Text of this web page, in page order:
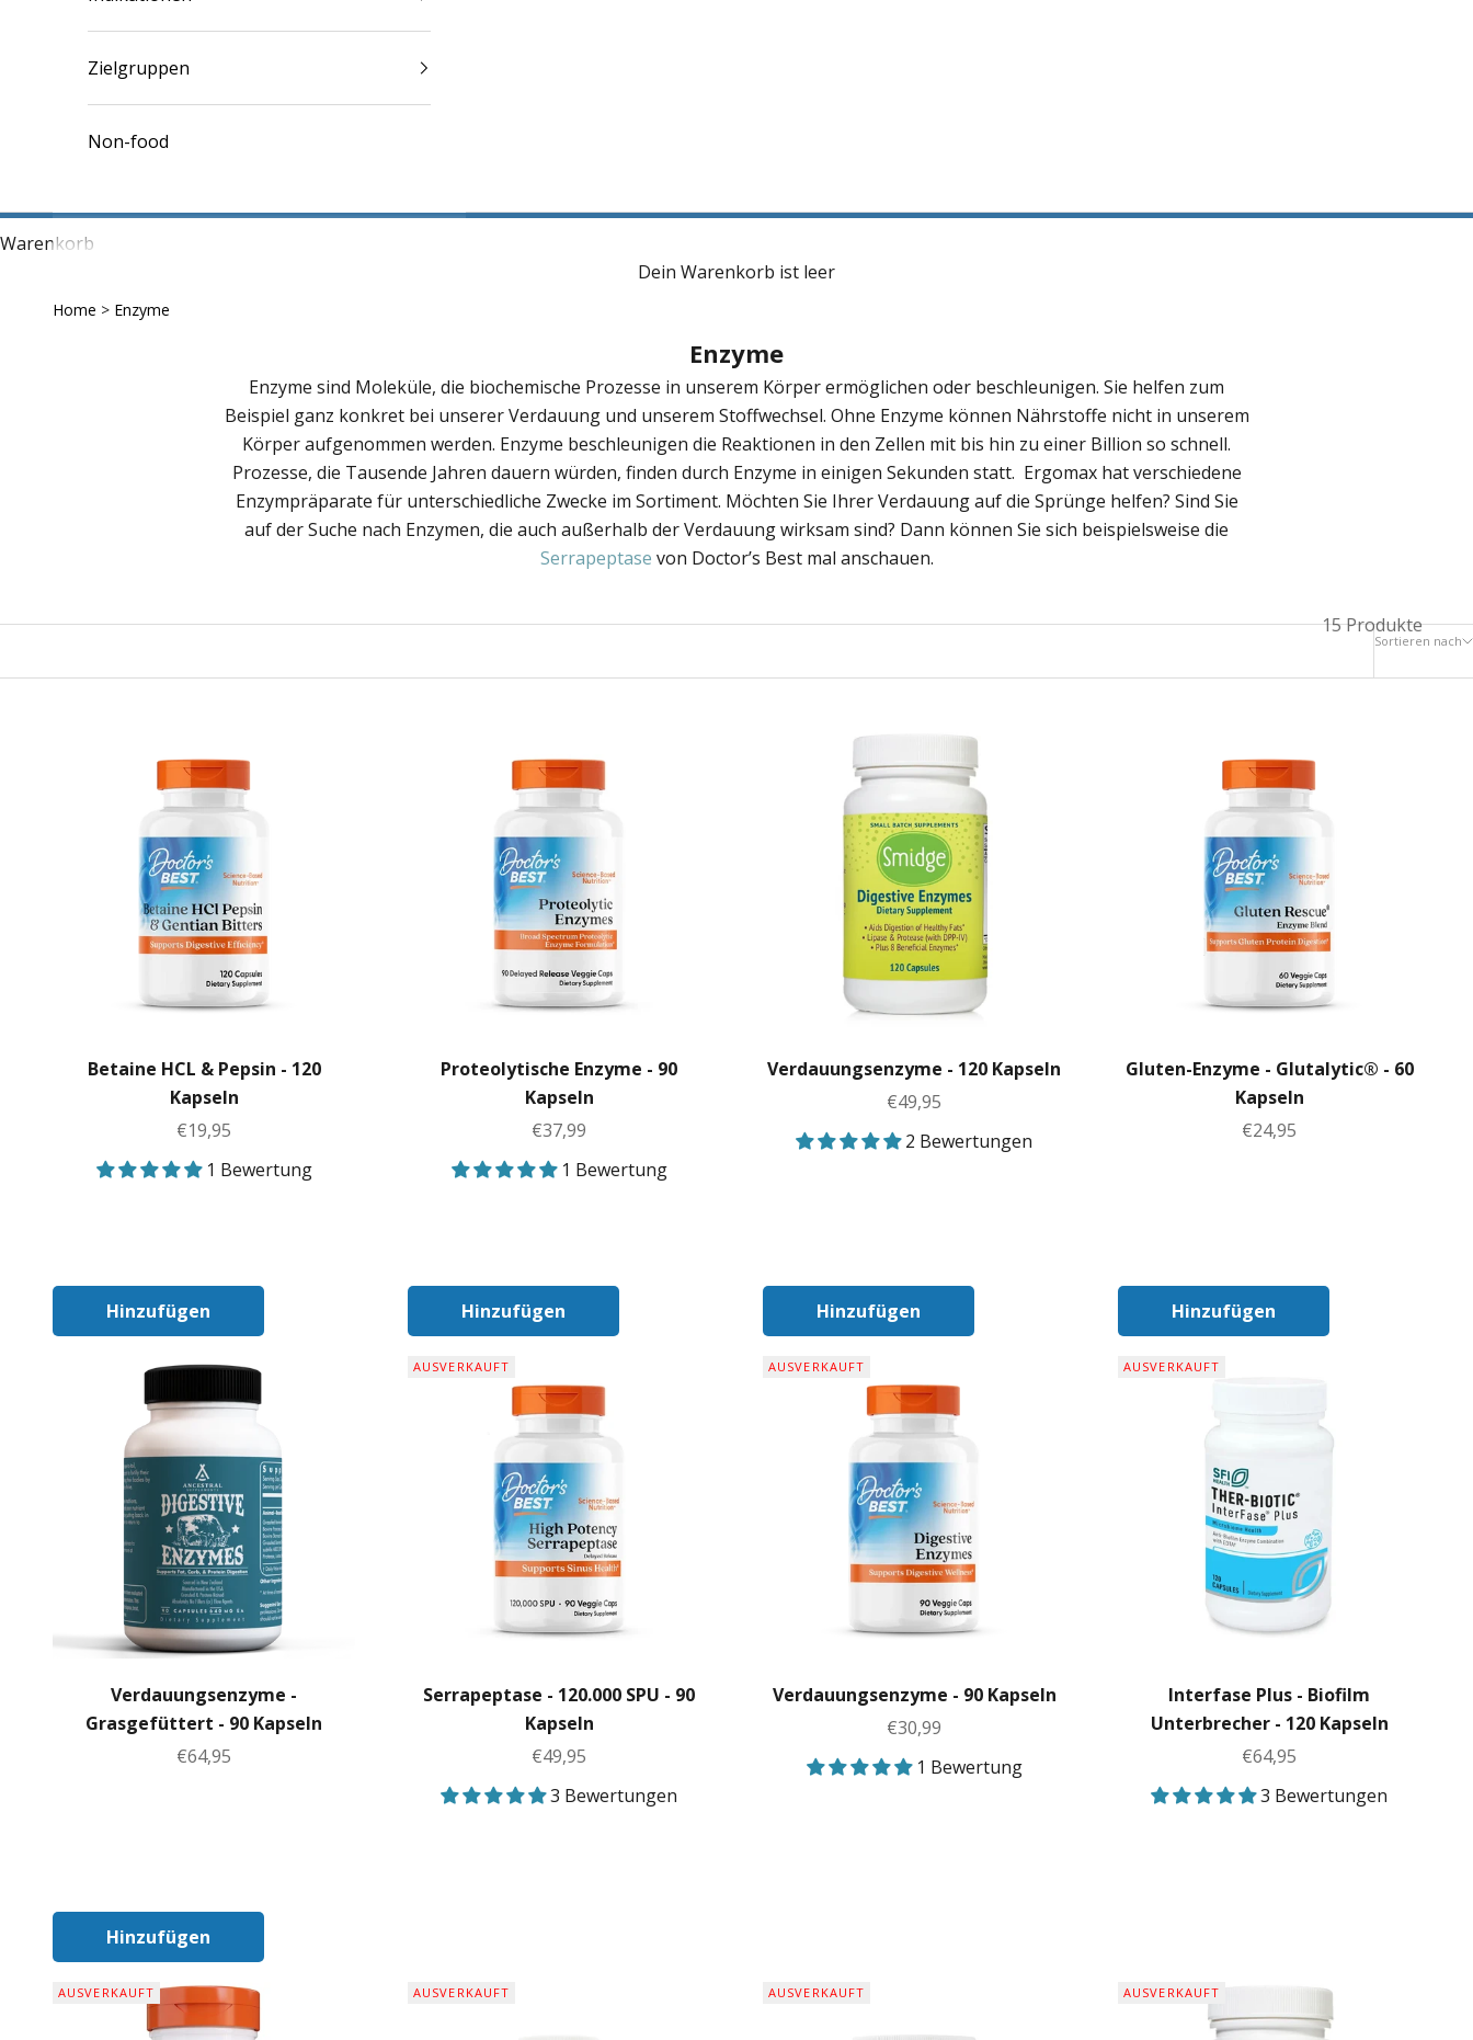
Zielgruppen
Non-food
Warenkorb
Dein Warenkorb ist leer
Home > Enzyme
Enzyme
Enzyme sind Moleküle, die biochemische Prozesse in unserem Körper ermöglichen oder beschleunigen. Sie helfen zum
Beispiel ganz konkret bei unserer Verdauung und unserem Stoffwechsel. Ohne Enzyme können Nährstoffe nicht in unserem
Körper aufgenommen werden. Enzyme beschleunigen die Reaktionen in den Zellen mit bis hin zu einer Billion so schnell.
Prozesse, die Tausende Jahren dauern würden, finden durch Enzyme in einigen Sekunden statt. Ergomax hat verschiedene
Enzympräparate für unterschiedliche Zwecke im Sortiment. Möchten Sie Ihrer Verdauung auf die Sprünge helfen? Sind Sie
auf der Suche nach Enzymen, die auch außerhalb der Verdauung wirksam sind? Dann können Sie sich beispielsweise die
Serrapeptase von Doctor’s Best mal anschauen.
Sortieren nach
15 Produkte
Betaine HCL & Pepsin - 120
Kapseln
Angebot
€19,95
1 Bewertung
In Den Warenkorb
Hinzufügen
Proteolytische Enzyme - 90
Kapseln
Angebot
€37,99
1 Bewertung
In Den Warenkorb
Hinzufügen
Verdauungsenzyme - 120 Kapseln
Angebot
€49,95
2 Bewertungen
In Den Warenkorb
Hinzufügen
Gluten-Enzyme - Glutalytic® - 60
Kapseln
Angebot
€24,95
In Den Warenkorb
Hinzufügen
Verdauungsenzyme -
Grasgefüttert - 90 Kapseln
Angebot
€64,95
In Den Warenkorb
Hinzufügen
AUSVERKAUFT
Serrapeptase - 120.000 SPU - 90
Kapseln
Angebot
€49,95
3 Bewertungen
AUSVERKAUFT
Verdauungsenzyme - 90 Kapseln
Angebot
€30,99
1 Bewertung
AUSVERKAUFT
Interfase Plus - Biofilm
Unterbrecher - 120 Kapseln
Angebot
€64,95
3 Bewertungen
AUSVERKAUFT AUSVERKAUFT AUSVERKAUFT AUSVERKAUFT